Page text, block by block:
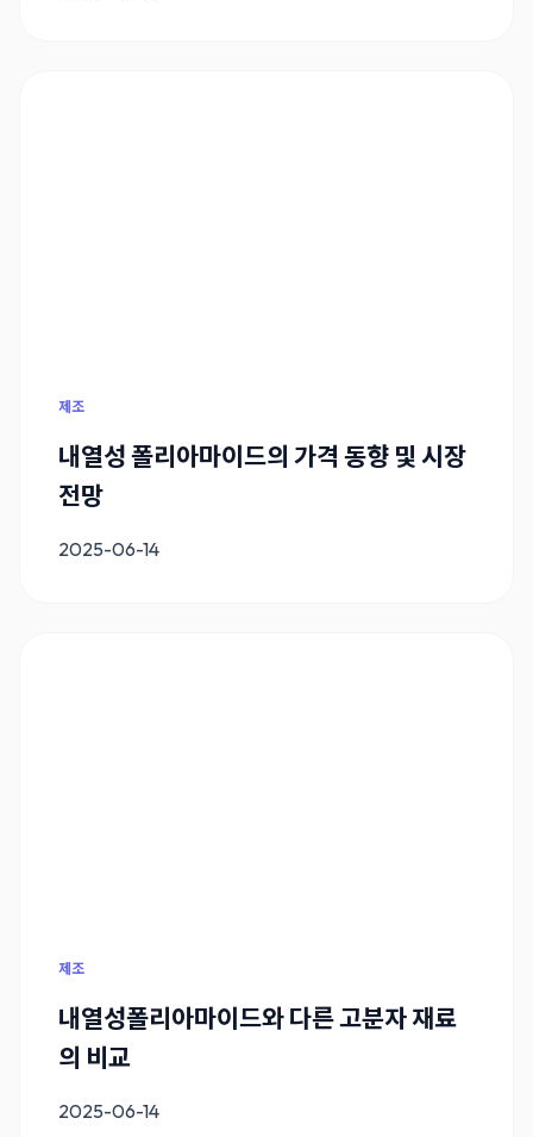
제조
내열성 폴리아마이드의 가격 동향 및 시장
전망
2025-06-14
제조
내열성폴리아마이드와 다른 고분자 재료
의 비교
2025-06-14